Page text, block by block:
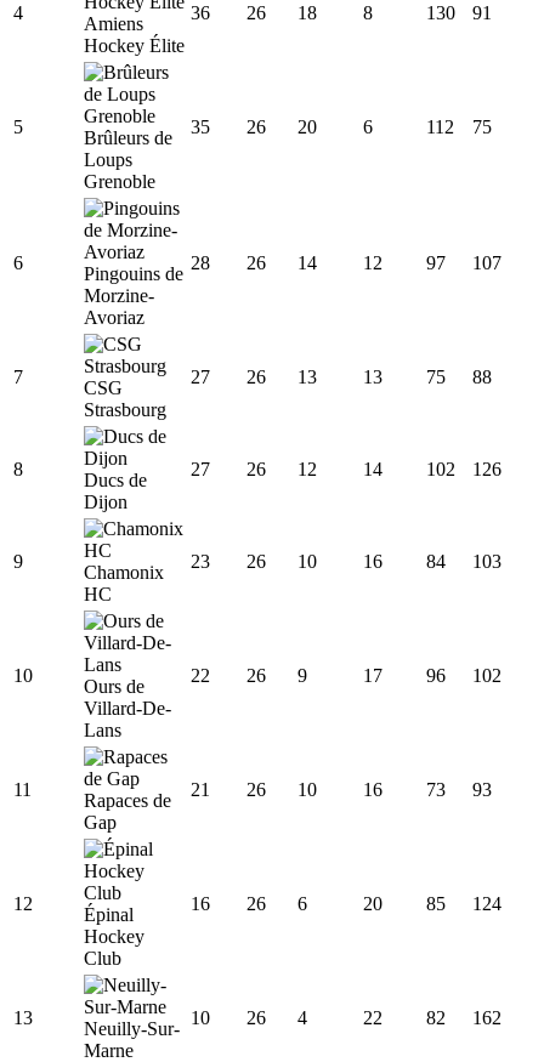
4
Amiens
Hockey Élite
36 26 18 8 130 91
5
Brûleurs de
Loups
Grenoble
35 26 20 6 112 75
6
Pingouins de
Morzine-
Avoriaz
28 26 14 12 97 107
7
CSG
Strasbourg
27 26 13 13 75 88
8
Ducs de
Dijon
27 26 12 14 102 126
9
Chamonix
HC
23 26 10 16 84 103
10
Ours de
Villard-De-
Lans
22 26 9 17 96 102
11
Rapaces de
Gap
21 26 10 16 73 93
12
Épinal
Hockey
Club
16 26 6 20 85 124
13
Neuilly-Sur-
Marne
10 26 4 22 82 162